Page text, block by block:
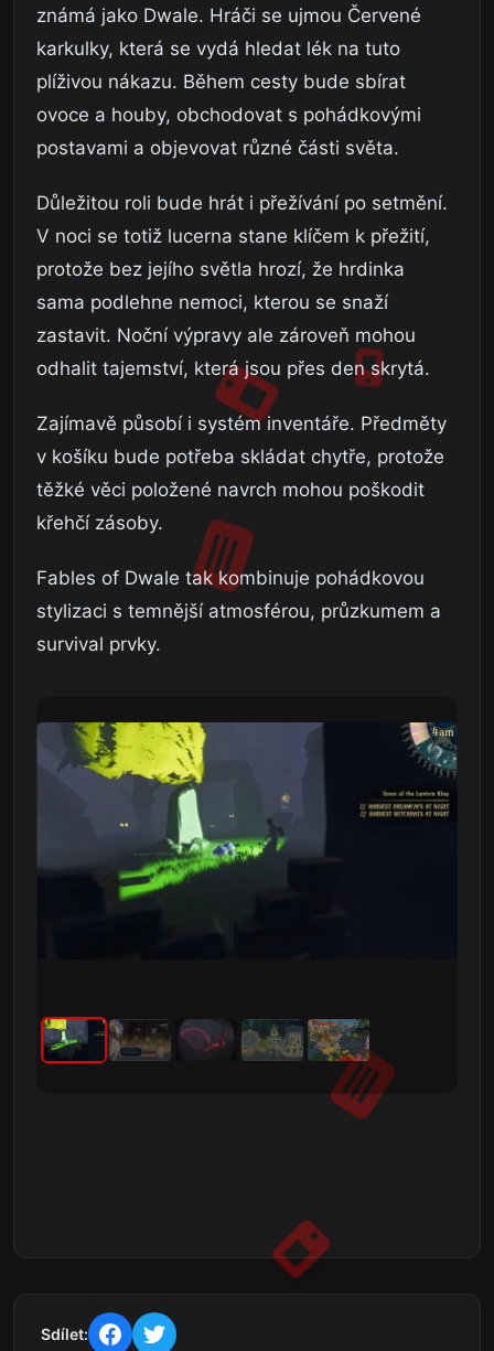
známá jako Dwale. Hráči se ujmou Červené
karkulky, která se vydá hledat lék na tuto
plíživou nákazu. Během cesty bude sbírat
ovoce a houby, obchodovat s pohádkovými
postavami a objevovat různé části světa.
Důležitou roli bude hrát i přežívání po setmění.
V noci se totiž lucerna stane klíčem k přežití,
protože bez jejího světla hrozí, že hrdinka
sama podlehne nemoci, kterou se snaží
zastavit. Noční výpravy ale zároveň mohou
odhalit tajemství, která jsou přes den skrytá.
Zajímavě působí i systém inventáře. Předměty
v košíku bude potřeba skládat chytře, protože
těžké věci položené navrch mohou poškodit
křehčí zásoby.
Fables of Dwale tak kombinuje pohádkovou
stylizaci s temnější atmosférou, průzkumem a
survival prvky.
Sdílet: